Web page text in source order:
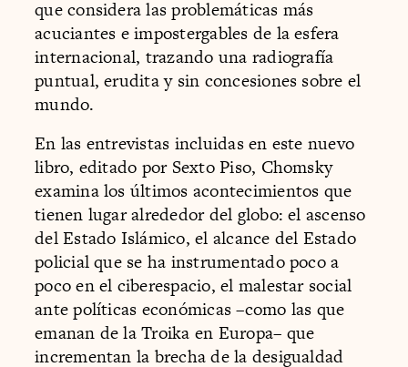
que considera las problemáticas más
acuciantes e impostergables de la esfera
internacional, trazando una radiografía
puntual, erudita y sin concesiones sobre el
mundo.
En las entrevistas incluidas en este nuevo
libro, editado por Sexto Piso, Chomsky
examina los últimos acontecimientos que
tienen lugar alrededor del globo: el ascenso
del Estado Islámico, el alcance del Estado
policial que se ha instrumentado poco a
poco en el ciberespacio, el malestar social
ante políticas económicas –como las que
emanan de la Troika en Europa– que
incrementan la brecha de la desigualdad